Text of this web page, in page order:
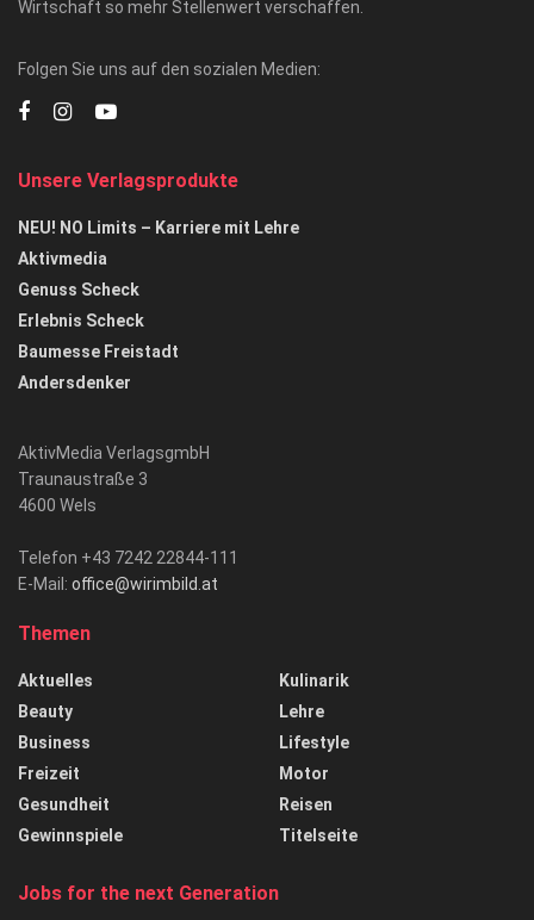
Wirtschaft so mehr Stellenwert verschaffen.
Folgen Sie uns auf den sozialen Medien:
Unsere Verlagsprodukte
NEU! NO Limits – Karriere mit Lehre
Aktivmedia
Genuss Scheck
Erlebnis Scheck
Baumesse Freistadt
Andersdenker
AktivMedia VerlagsgmbH
Traunaustraße 3
4600 Wels
Telefon +43 7242 22844-111
E-Mail: office@wirimbild.at
Themen
Aktuelles
Beauty
Business
Freizeit
Gesundheit
Gewinnspiele
Kulinarik
Lehre
Lifestyle
Motor
Reisen
Titelseite
Jobs for the next Generation